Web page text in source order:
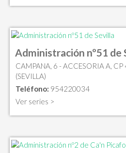
Administración nº51 de
CAMPANA, 6 - ACCESORIA A, CP
(SEVILLA)
Teléfono: 954220034
Ver series >